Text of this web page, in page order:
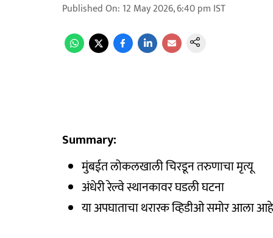
Published On: 12 May 2026, 6:40 pm IST
Summary:
मुंबईत लोकलखाली चिरडून तरुणाचा मृत्यू
अंधेरी रेल्वे स्थानकावर घडली घटना
या अपघाताचा थरारक व्हिडीओ समोर आला आहे